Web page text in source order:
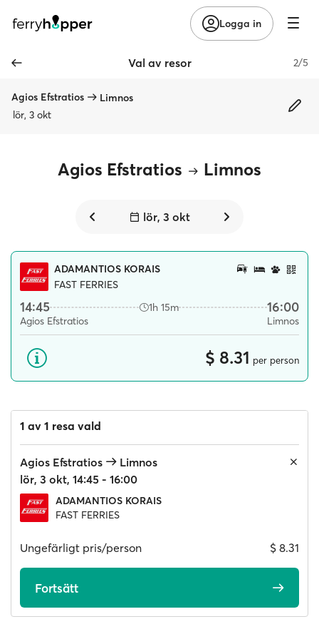
Logga in
Val av resor 2/5
Agios Efstratios
Limnos
lör, 3 okt
Agios Efstratios Limnos
lör, 3 okt
ADAMANTIOS KORAIS
FAST FERRIES
14:45 1h 15m 16:00
Agios Efstratios Limnos
$ 8.31 per person
1 av 1 resa vald
Agios Efstratios
Limnos
lör, 3 okt, 14:45 - 16:00
ADAMANTIOS KORAIS
FAST FERRIES
Ungefärligt pris/person $ 8.31
Fortsätt